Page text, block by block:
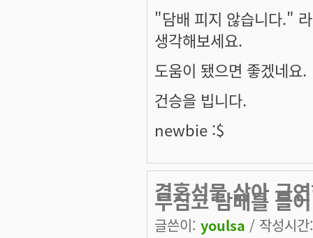
"담배 피지 않습니다."
생각해보세요.
도움이 됐으면 좋겠네요.
건승을 빕니다.
newbie :$
결혼선물 삼아 금
무심코 담배를 들어
글쓴이: youlsa / 작성시